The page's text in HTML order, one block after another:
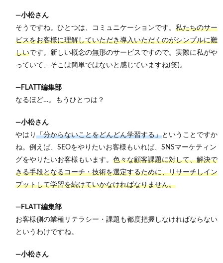
―小松さん
そうですね。ひとつは、コミュニケーションです。 私たちのサー
ビスをお客様に理解していただき導入いただくのがシンプルに難
しいです。新しい概念の無形のサービスですので。実際に私がや
っていて、そこは簡単ではないと感じていますね(笑)。
―FLATT編集部
なるほど…。もうひとつは？
―小松さん
やはり 「分からないことをどんどん学習する」ということですか
ね。例えば、SEOをやりたいお客様もいれば、SNSマーケティン
グをやりたいお客様もいます。 色々な顧客課題に対して、解決で
きる手段となるコーチ・技術を選定するために、リサーチしイン
プットして学習を続けていかなければなりません。
―FLATT編集部
お客様側の業種リテラシー・課題も都度把握しなければならない
というわけですね。
―小松さん